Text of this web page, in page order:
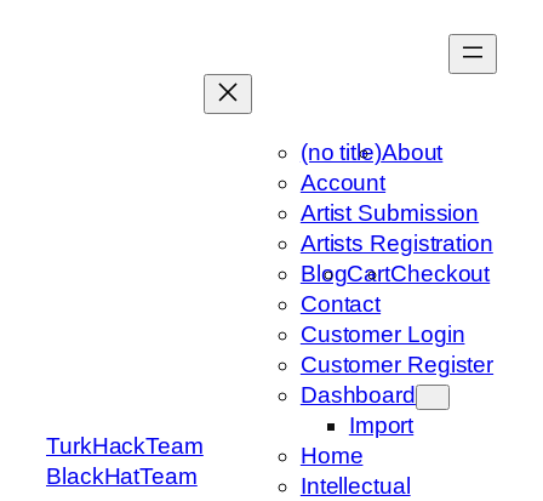
TurkHackTeam
BlackHatTeam
(no title)About
Account
Artist Submission
Artists Registration
BlogCartCheckout
Contact
Customer Login
Customer Register
Dashboard
Import
Home
Intellectual